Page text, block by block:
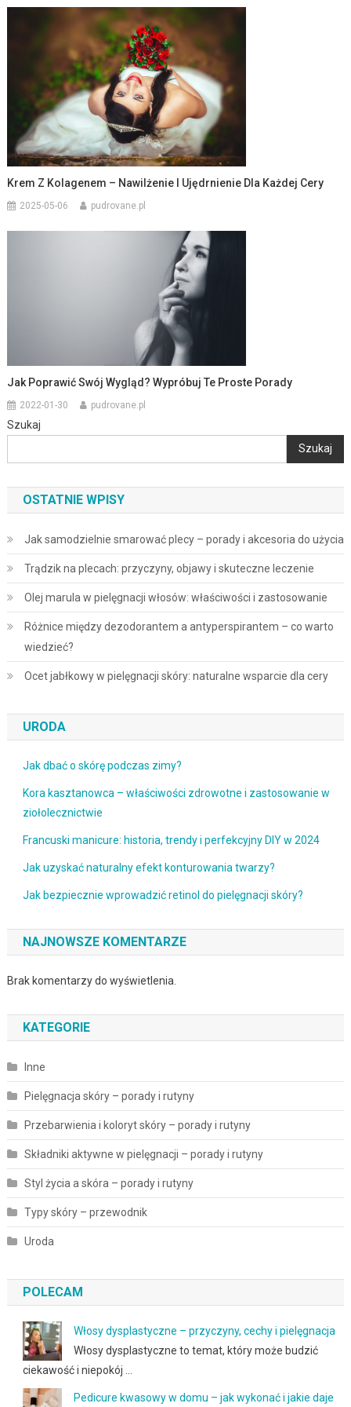
Krem Z Kolagenem – Nawilżenie I Ujędrnienie Dla Każdej Cery
2025-05-06 pudrovane.pl
Jak Poprawić Swój Wygląd? Wypróbuj Te Proste Porady
2022-01-30 pudrovane.pl
Szukaj
Szukaj
OSTATNIE WPISY
Jak samodzielnie smarować plecy – porady i akcesoria do użycia
Trądzik na plecach: przyczyny, objawy i skuteczne leczenie
Olej marula w pielęgnacji włosów: właściwości i zastosowanie
Różnice między dezodorantem a antyperspirantem – co warto
wiedzieć?
Ocet jabłkowy w pielęgnacji skóry: naturalne wsparcie dla cery
URODA
Jak dbać o skórę podczas zimy?
Kora kasztanowca – właściwości zdrowotne i zastosowanie w
ziołolecznictwie
Francuski manicure: historia, trendy i perfekcyjny DIY w 2024
Jak uzyskać naturalny efekt konturowania twarzy?
Jak bezpiecznie wprowadzić retinol do pielęgnacji skóry?
NAJNOWSZE KOMENTARZE
Brak komentarzy do wyświetlenia.
KATEGORIE
Inne
Pielęgnacja skóry – porady i rutyny
Przebarwienia i koloryt skóry – porady i rutyny
Składniki aktywne w pielęgnacji – porady i rutyny
Styl życia a skóra – porady i rutyny
Typy skóry – przewodnik
Uroda
POLECAM
Włosy dysplastyczne – przyczyny, cechy i pielęgnacja
Włosy dysplastyczne to temat, który może budzić
ciekawość i niepokój …
Pedicure kwasowy w domu – jak wykonać i jakie daje